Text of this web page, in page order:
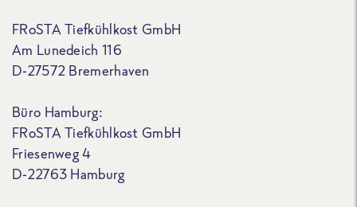
FRoSTA Tiefkühlkost GmbH
Am Lunedeich 116
D-27572 Bremerhaven
Büro Hamburg:
FRoSTA Tiefkühlkost GmbH
Friesenweg 4
D-22763 Hamburg